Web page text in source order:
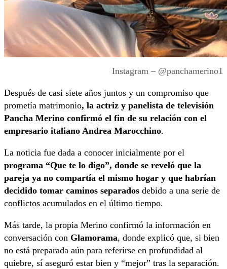
Instagram – @panchamerino1
Después de casi siete años juntos y un compromiso que
prometía matrimonio, la actriz y panelista de televisión
Pancha Merino confirmó el fin de su relación con el
empresario italiano Andrea Marocchino.
La noticia fue dada a conocer inicialmente por el
programa “Que te lo digo”, donde se reveló que la
pareja ya no compartía el mismo hogar y que habrían
decidido tomar caminos separados debido a una serie de
conflictos acumulados en el último tiempo.
Más tarde, la propia Merino confirmó la información en
conversación con Glamorama, donde explicó que, si bien
no está preparada aún para referirse en profundidad al
quiebre, sí aseguró estar bien y “mejor” tras la separación.